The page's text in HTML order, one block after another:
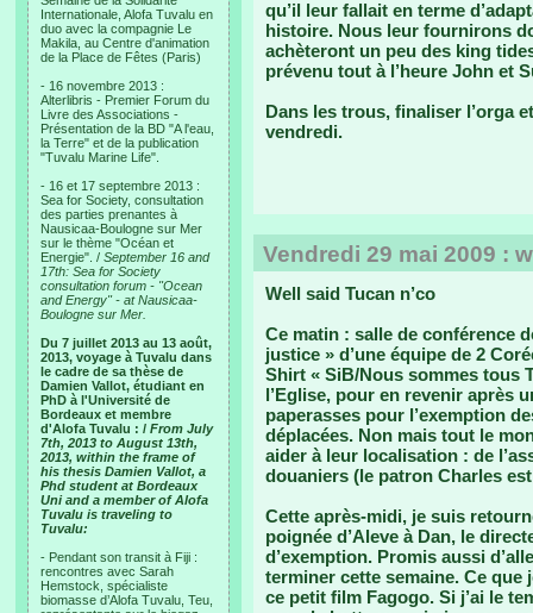
Internationale, Alofa Tuvalu en
duo avec la compagnie Le
Makila, au Centre d'animation
de la Place de Fêtes (Paris)
- 16 novembre 2013 :
Alterlibris - Premier Forum du
Livre des Associations -
Présentation de la BD "A l'eau,
la Terre" et de la publication
"Tuvalu Marine Life".
- 16 et 17 septembre 2013 :
Sea for Society, consultation
des parties prenantes à
Nausicaa-Boulogne sur Mer
sur le thème "Océan et
Energie". / September 16 and
17th: Sea for Society
consultation forum - "Ocean
and Energy" - at Nausicaa-
Boulogne sur Mer.
Du 7 juillet 2013 au 13 août,
2013, voyage à Tuvalu dans
le cadre de sa thèse de
Damien Vallot, étudiant en
PhD à l'Université de
Bordeaux et membre
d'Alofa Tuvalu : / From July
7th, 2013 to August 13th,
2013, within the frame of
his thesis Damien Vallot, a
Phd student at Bordeaux
Uni and a member of Alofa
Tuvalu is traveling to
Tuvalu:
- Pendant son transit à Fiji :
rencontres avec Sarah
Hemstock, spécialiste
biomasse d’Alofa Tuvalu, Teu,
qu’il leur fallait en terme
histoire. Nous leur fournirons
achèteront un peu des king
prévenu tout à l’heure John et
Dans les trous, finaliser l’orga
vendredi.
Vendredi 29 mai 2009 :
Well said Tucan n’co
Ce matin : salle de conférence
justice » d’une équipe de 2
Shirt « SiB/Nous sommes tous
l’Eglise, pour en revenir après
paperasses pour l’exemption
déplacées. Non mais tout le
aider à leur localisation : de
douaniers (le patron Charles
Cette après-midi, je suis
poignée d’Aleve à Dan, le
d’exemption. Promis aussi
terminer cette semaine. Ce que
ce petit film Fagogo. Si j’ai le